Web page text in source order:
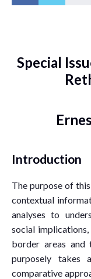
Special
Introduction
The purpose of
contextual
analyses to
social
border areas
purposely takes
comparative